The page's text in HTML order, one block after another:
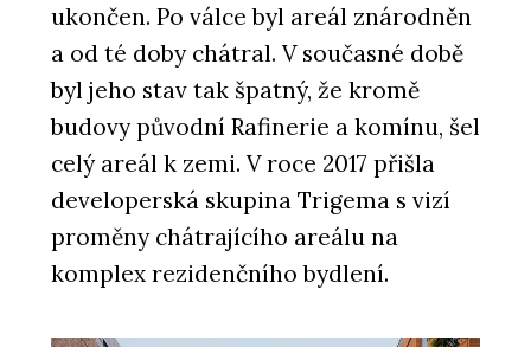
ukončen. Po válce byl areál znárodněn
a od té doby chátral. V současné době
byl jeho stav tak špatný, že kromě
budovy původní Rafinerie a komínu, šel
celý areál k zemi. V roce 2017 přišla
developerská skupina Trigema s vizí
proměny chátrajícího areálu na
komplex rezidenčního bydlení.